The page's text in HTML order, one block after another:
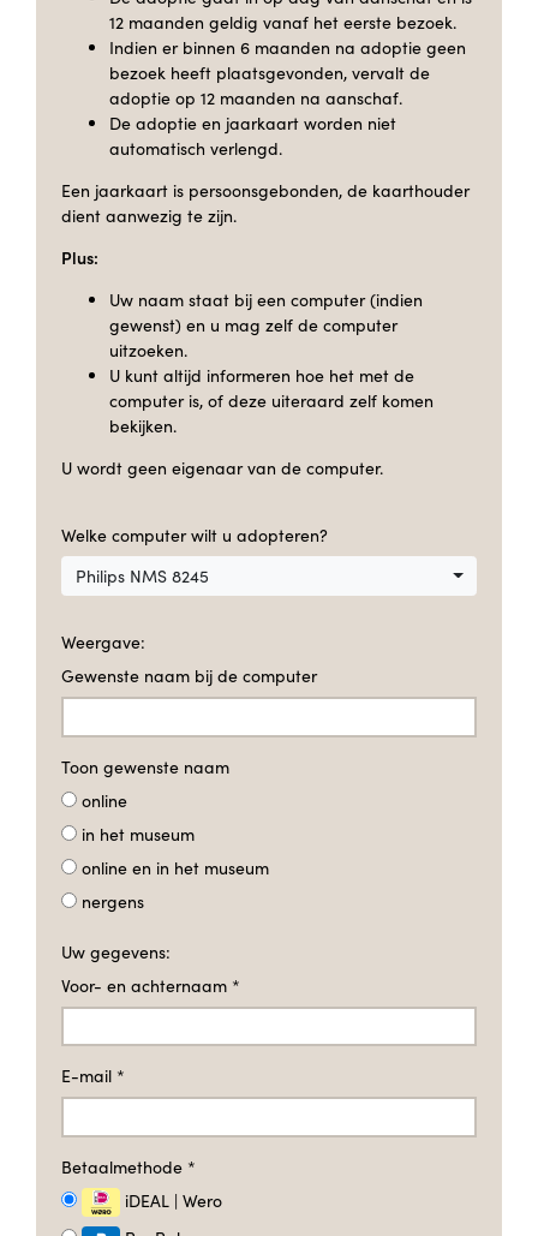
12 maanden geldig vanaf het eerste bezoek.
Indien er binnen 6 maanden na adoptie geen
bezoek heeft plaatsgevonden, vervalt de
adoptie op 12 maanden na aanschaf.
De adoptie en jaarkaart worden niet
automatisch verlengd.
Een jaarkaart is persoonsgebonden, de kaarthouder
dient aanwezig te zijn.
Plus:
Uw naam staat bij een computer (indien
gewenst) en u mag zelf de computer
uitzoeken.
U kunt altijd informeren hoe het met de
computer is, of deze uiteraard zelf komen
bekijken.
U wordt geen eigenaar van de computer.
Welke computer wilt u adopteren?
Philips NMS 8245
Weergave:
Gewenste naam bij de computer
Toon gewenste naam
online
in het museum
online en in het museum
nergens
Uw gegevens:
Voor- en achternaam *
E-mail *
Betaalmethode *
iDEAL | Wero